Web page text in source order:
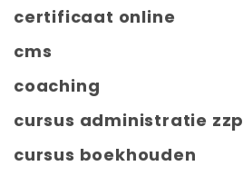
certificaat online
cms
coaching
cursus administratie zzp
cursus boekhouden